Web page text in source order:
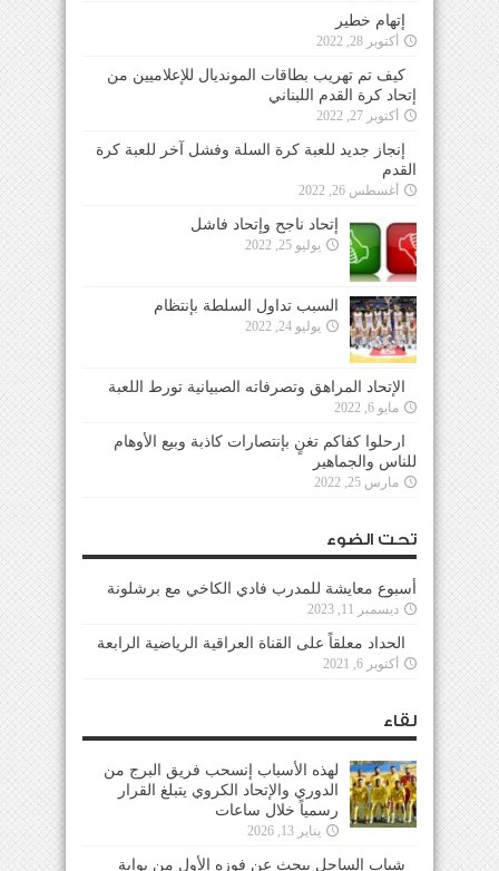
إتهام خطير
أكتوبر 28, 2022
كيف تم تهريب بطاقات المونديال للإعلاميين من
إتحاد كرة القدم اللبناني
أكتوبر 27, 2022
إنجاز جديد للعبة كرة السلة وفشل آخر للعبة كرة
القدم
أغسطس 26, 2022
إتحاد ناجح وإتحاد فاشل
يوليو 25, 2022
السبب تداول السلطة بإنتظام
يوليو 24, 2022
الإتحاد المراهق وتصرفاته الصبيانية تورط اللعبة
مايو 6, 2022
ارحلوا كفاكم تغنٍ بإنتصارات كاذبة وبيع الأوهام
للناس والجماهير
مارس 25, 2022
تحت الضوء
أسبوع معايشة للمدرب فادي الكاخي مع برشلونة
ديسمبر 11, 2023
الحداد معلقاً على القناة العراقية الرياضية الرابعة
أكتوبر 6, 2021
لقاء
لهذه الأسباب إنسحب فريق البرج من
الدوري والإتحاد الكروي يتبلغ القرار
رسمياً خلال ساعات
يناير 13, 2026
شباب الساحل يبحث عن فوزه الأول من بوابة